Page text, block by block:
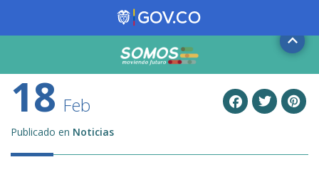
18 Feb
Publicado en Noticias